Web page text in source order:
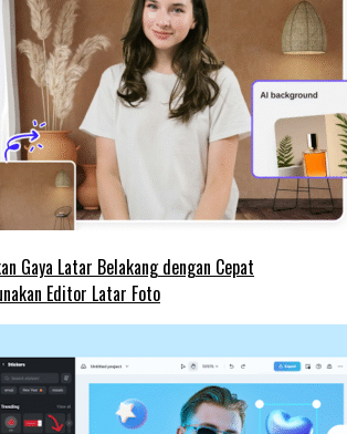
Gaya Latar Belakang dengan Cepat
Editor Latar Foto